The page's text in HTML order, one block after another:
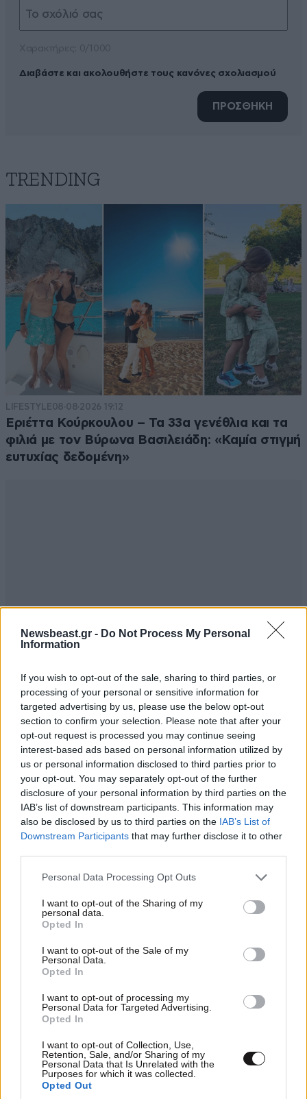
Newsbeast.gr - Do Not Process My Personal
Information
If you wish to opt-out of the sale, sharing to third parties, or
processing of your personal or sensitive information for
targeted advertising by us, please use the below opt-out
section to confirm your selection. Please note that after your
opt-out request is processed you may continue seeing
interest-based ads based on personal information utilized by
us or personal information disclosed to third parties prior to
your opt-out. You may separately opt-out of the further
disclosure of your personal information by third parties on the
IAB’s list of downstream participants. This information may
also be disclosed by us to third parties on the IAB’s List of
Downstream Participants that may further disclose it to other
Please note that this website/app uses one or more Google
not limited to your visit or usage behaviour. You may click to
grant or deny consent to Google and its third-party tags to
use your data for below specified purposes in below Google
consent section.
Personal Data Processing Opt Outs
I want to opt-out of the Sharing of my
personal data.
Opted In
I want to opt-out of the Sale of my
Personal Data.
Opted In
I want to opt-out of processing my
Personal Data for Targeted Advertising.
Opted In
I want to opt-out of Collection, Use,
Retention, Sale, and/or Sharing of my
Personal Data that Is Unrelated with the
Purposes for which it was collected.
Opted Out
Διαβάστε και ακολουθήστε τους κανόνες σχολιασμού
ΠΡΟΣΘΗΚΗ
TRENDING
LIFESTYLE08·08·2026 19:12
Εριέττα Κούρκουλου – Τα 33α γενέθλια και τα
φιλιά με τον Βύρωνα Βασιλειάδη: «Καμία στιγμή
ευτυχίας δεδομένη»